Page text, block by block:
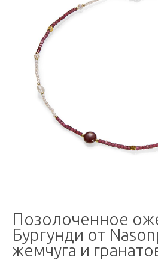
Позолоченное
Бургунди от
жемчуга и